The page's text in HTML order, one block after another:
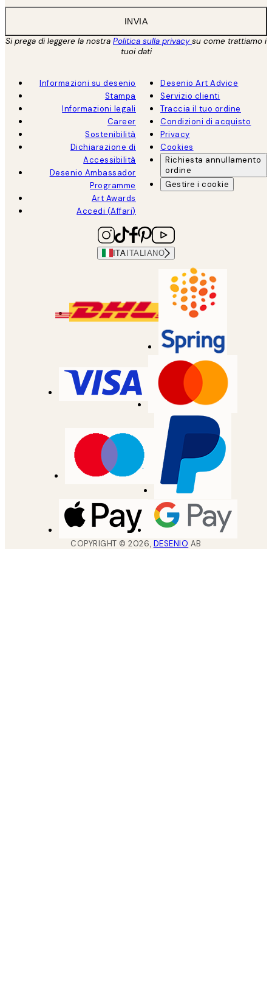
INVIA
Si prega di leggere la nostra Politica sulla privacysu come trattiamo i
tuoi dati
Informazioni su desenio
Stampa
Informazioni legali
Career
Sostenibilità
Dichiarazione di
Accessibilità
Desenio Ambassador
Programme
Art Awards
Accedi (Affari)
Desenio Art Advice
Servizio clienti
Traccia il tuo ordine
Condizioni di acquisto
Privacy
Cookies
Richiesta annullamento
ordine
Gestire i cookie
ITA ITALIANO
COPYRIGHT ©2026, DESENIO AB